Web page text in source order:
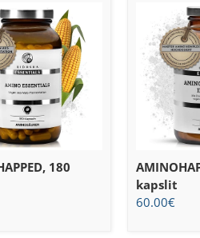
180
kapslit
60.00€